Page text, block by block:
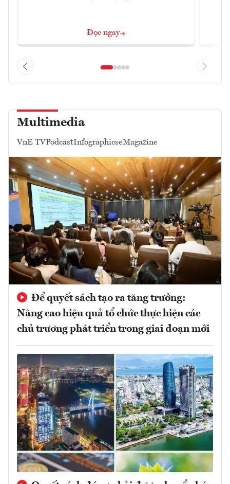
Đọc ngay
Multimedia
VnE TVPodcastInfographicseMagazine
Để quyết sách tạo ra tăng trưởng:
Nâng cao hiệu quả tổ chức thực hiện các
chủ trương phát triển trong giai đoạn mới